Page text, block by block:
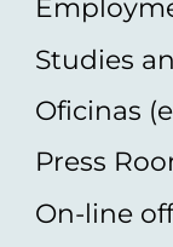
Studies
Oficinas
Press
On-line